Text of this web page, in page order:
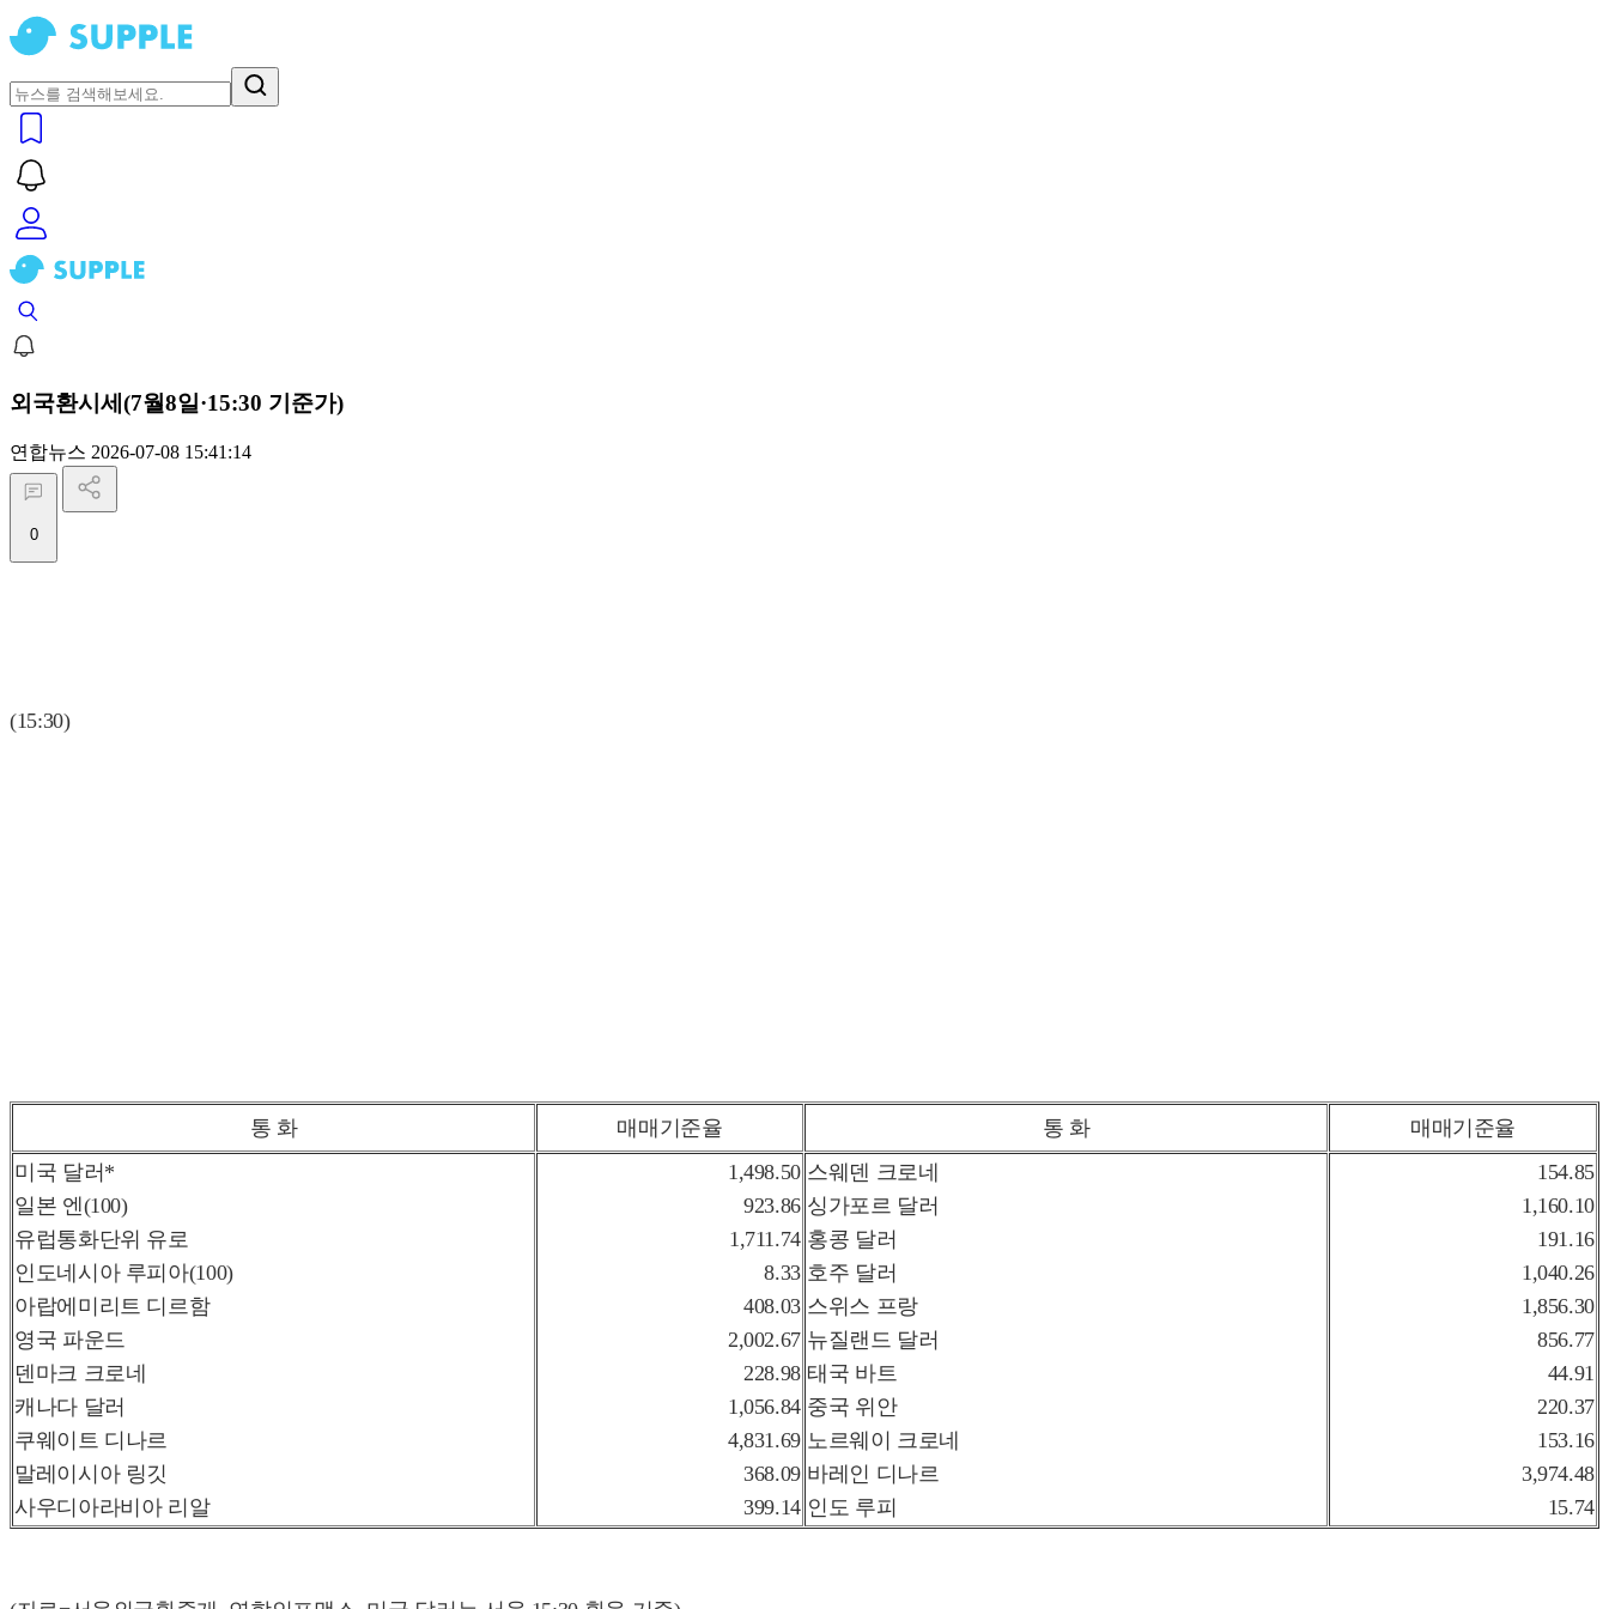
외국환시세(7월8일·15:30 기준가)
연합뉴스 2026-07-08 15:41:14
0
(15:30)
통 화 매매기준율 통 화
매매기준율
미국 달러*
일본 엔(100)
유럽통화단위 유로
인도네시아 루피아(100)
아랍에미리트 디르함
영국 파운드
덴마크 크로네
캐나다 달러
쿠웨이트 디나르
말레이시아 링깃
사우디아라비아 리알
1,498.50
923.86
1,711.74
8.33
408.03
2,002.67
228.98
1,056.84
4,831.69
368.09
399.14
스웨덴 크로네
싱가포르 달러
홍콩 달러
호주 달러
스위스 프랑
뉴질랜드 달러
태국 바트
중국 위안
노르웨이 크로네
바레인 디나르
인도 루피
154.85
1,160.10
191.16
1,040.26
1,856.30
856.77
44.91
220.37
153.16
3,974.48
15.74